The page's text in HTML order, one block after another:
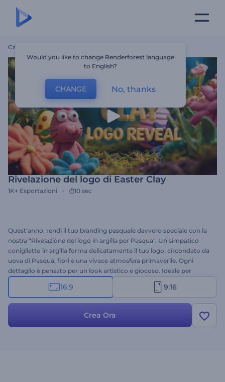
Casa
Rivelazione del logo di Easter Clay
1K+ Esportazioni 10 sec
Quest'anno, rendi il tuo branding pasquale davvero speciale con la
nostra "Rivelazione del logo in argilla per Pasqua". Un simpatico
coniglietto in argilla forma delicatamente il tuo logo, circondato da
uova di Pasqua, fiori e una vivace atmosfera primaverile. Ogni
dettaglio è pensato per un look artistico e giocoso. Ideale per
auguri personalizzati, pubblicità natalizie, post sui social media e
molto altro. Personalizzalo facilmente con il nome del tuo brand, il
e celebra la Pasqua con creatività!
16:9 9:16
Crea Ora
Would you like to change Renderforest language
to English?
CHANGE No, thanks